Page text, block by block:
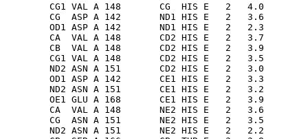
CG1 VAL A 148       CG  HIS E   2   4.0
CG  ASP A 142       ND1 HIS E   2   3.6
OD1 ASP A 142       ND1 HIS E   2   2.3
CA  VAL A 148       CD2 HIS E   2   3.7
CB  VAL A 148       CD2 HIS E   2   3.9
CG1 VAL A 148       CD2 HIS E   2   3.5
ND2 ASN A 151       CD2 HIS E   2   3.0
OD1 ASP A 142       CE1 HIS E   2   3.3
ND2 ASN A 151       CE1 HIS E   2   3.2
OE1 GLU A 168       CE1 HIS E   2   3.9
CA  VAL A 148       NE2 HIS E   2   3.6
CG  ASN A 151       NE2 HIS E   2   3.5
ND2 ASN A 151       NE2 HIS E   2   2.2